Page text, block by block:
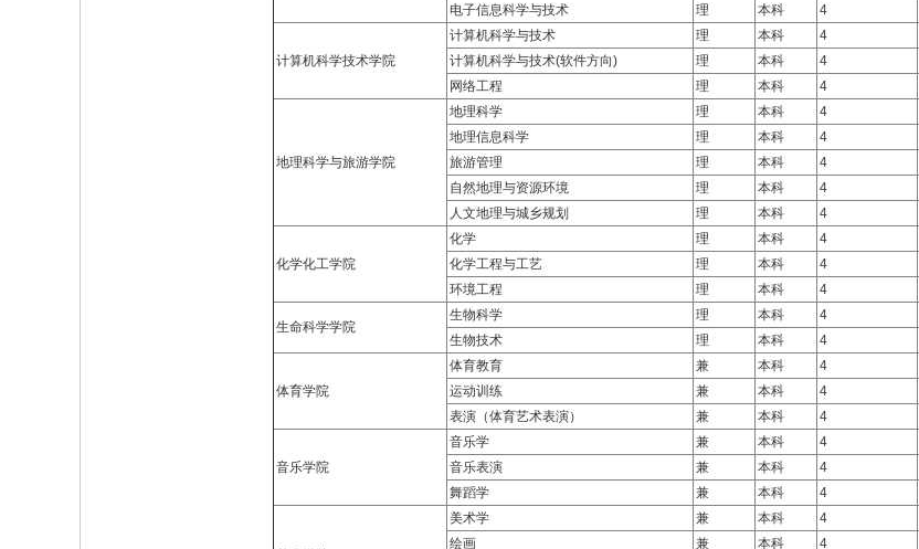
电子信息科学与技术
理 本科 4
计算机科学技术学院
计算机科学与技术 理 本科 4
计算机科学与技术(软件方向)
理 本科 4
网络工程
理 本科 4
地理科学与旅游学院
地理科学 理 本科 4
地理信息科学
理 本科 4
旅游管理
理 本科 4
自然地理与资源环境
理 本科 4
人文地理与城乡规划
理 本科 4
化学化工学院
化学 理 本科 4
化学工程与工艺
理 本科 4
环境工程
理 本科 4
生命科学学院
生物科学 理 本科 4
生物技术
理 本科 4
体育学院
体育教育 兼 本科 4
运动训练
兼 本科 4
表演（体育艺术表演）
兼 本科 4
音乐学院
音乐学 兼 本科 4
音乐表演
兼 本科 4
舞蹈学
兼 本科 4
美术学 兼 本科 4
绘画
兼 本科 4